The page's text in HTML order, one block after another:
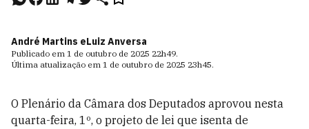
André Martins eLuiz Anversa
Publicado em 1 de outubro de 2025 22h49.
Última atualização em 1 de outubro de 2025 23h45.
O Plenário da Câmara dos Deputados aprovou nesta
quarta-feira, 1º, o projeto de lei que isenta de